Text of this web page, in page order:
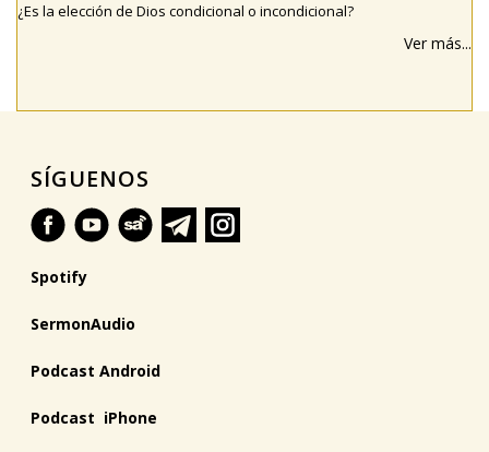
¿Es la elección de Dios condicional o incondicional?
Ver más...
SÍGUENOS
Spotify
SermonAudio
Podcast Android
Podcast iPhone